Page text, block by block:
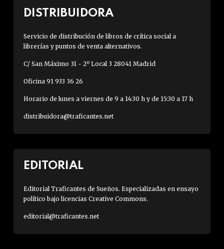
DISTRIBUIDORA
Servicio de distribución de libros de crítica social a
librerías y puntos de venta alternativos.
C/ San Máximo 31 - 2º Local 3 28041 Madrid
Oficina 91 933 36 26
Horario de lunes a viernes de 9 a 14:30 h y de 15:30 a 17 h
distribuidora@traficantes.net
EDITORIAL
Editorial Traficantes de Sueños. Especializadas en ensayo
político bajo licencias Creative Commons.
editorial@traficantes.net